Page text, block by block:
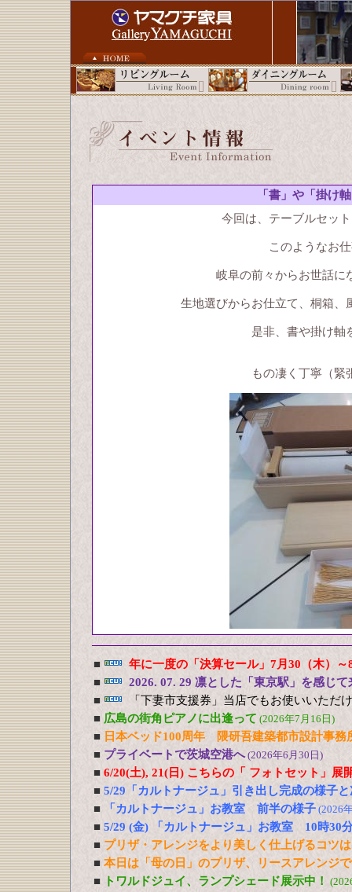
「書」や「掛け
今回は、テーブルセッ
このようなお
岐阜の前々からお世話に
生地選びからお仕立て、桐箱、
是非、書や掛け軸
もの凄く丁寧（緊
■
年に一度の「決算セール」7月30（木）
■
2026. 07. 29 凛とした「東京駅」を感じて
■
「下妻市支援券」当店でもお使いいただ
■ 広島の街角ピアノに出逢って (2026年7月16日)
■ 日本ベッド100周年 隈研吾建築都市設計事
■ プライベートで茨城空港へ(2026年6月30日)
■ 6/20(土), 21(日) こちらの「 フォトセット」展
■ 5/29「カルトナージュ」引き出し完成の様子
■
「カルトナージュ」お教室 前半の様子 (2026
■ 5/29 (金) 「カルトナージュ」お教室 10時30
■ プリザ・アレンジをより美しく仕上げるコツ
■ 本日は「母の日」のプリザ、リースアレンジ
■
トワルドジュイ、ランプシェード展示中！